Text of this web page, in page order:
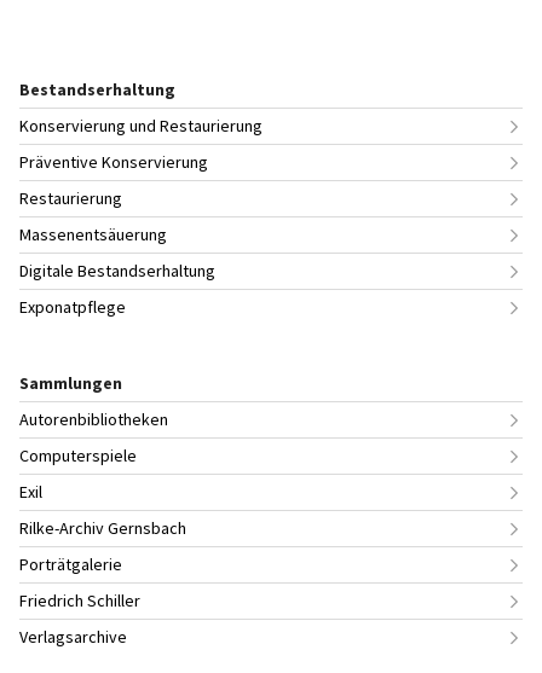
Bestandserhaltung
Konservierung und Restaurierung
Präventive Konservierung
Restaurierung
Massenentsäuerung
Digitale Bestandserhaltung
Exponatpflege
Sammlungen
Autorenbibliotheken
Computerspiele
Exil
Rilke-Archiv Gernsbach
Porträtgalerie
Friedrich Schiller
Verlagsarchive